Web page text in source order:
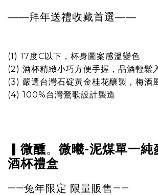
——拜年送禮收藏首選——
(1) 17度C以下，杯身圖案感溫變色
(2) 酒杯精緻小巧方便手握，品酒輕鬆
(3) 嚴選台灣石碇黃金桂花釀製，梅酒
(4) 100%台灣鶯歌設計製造
▎微醺。 微曦-泥煤單一純
酒杯禮盒
——兔年限定 限量販售——